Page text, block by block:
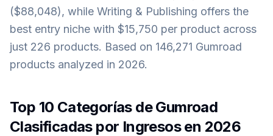
($88,048), while Writing & Publishing offers the
best entry niche with $15,750 per product across
just 226 products. Based on 146,271 Gumroad
products analyzed in 2026.
Top 10 Categorías de Gumroad
Clasificadas por Ingresos en 2026